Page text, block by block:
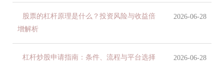
股票的杠杆原理是什么？投资风险与收益倍
增解析
2026-06-28
杠杆炒股申请指南：条件、流程与平台选择 2026-06-28